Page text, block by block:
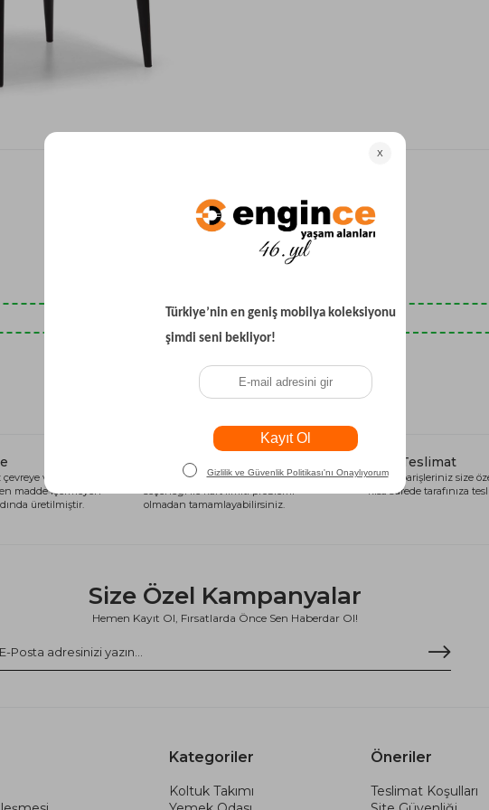
Yataklı Koltuk
Köşe Koltuk
Modern Köşe Koltuk
Son Baktıklarınız
ve sağlığa
madde içermeyen
üretilmiştir.
Alışveriş Kredisi
Siparişlerinizi anında alışveriş kredisi
seçeneği ile kart limiti problemi
olmadan tamamlayabilirsiniz.
Hızlı Teslimat
Tüm siparişleriniz size
kısa sürede tarafınıza
Size Özel Kampanyalar
Hemen Kayıt Ol, Fırsatlarda Önce Sen Haberdar Ol!
Kategoriler
Koltuk Takımı
Öneriler
Teslimat Koşulları